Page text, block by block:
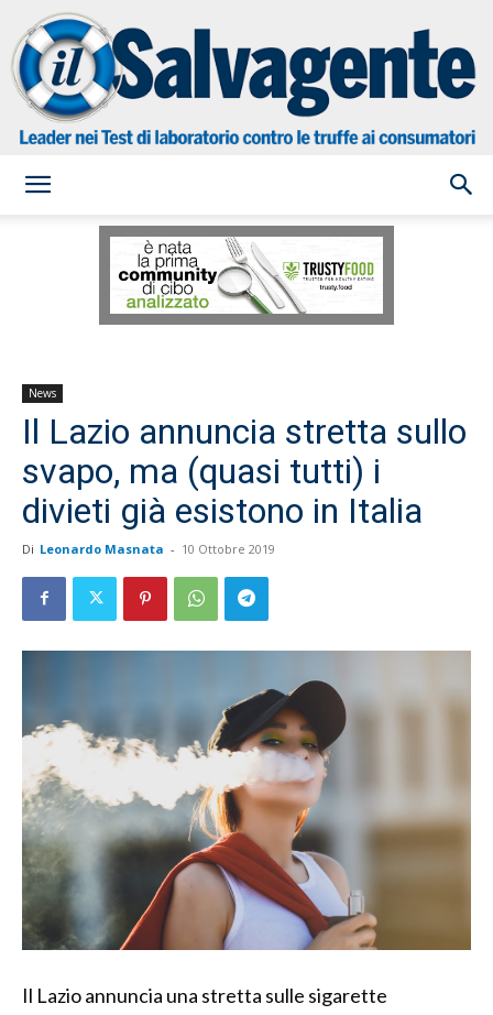
Salvagente
News
Il Lazio annuncia stretta sullo
svapo, ma (quasi tutti) i
divieti già esistono in Italia
Di Leonardo Masnata - 10 Ottobre 2019
Il Lazio annuncia una stretta sulle sigarette